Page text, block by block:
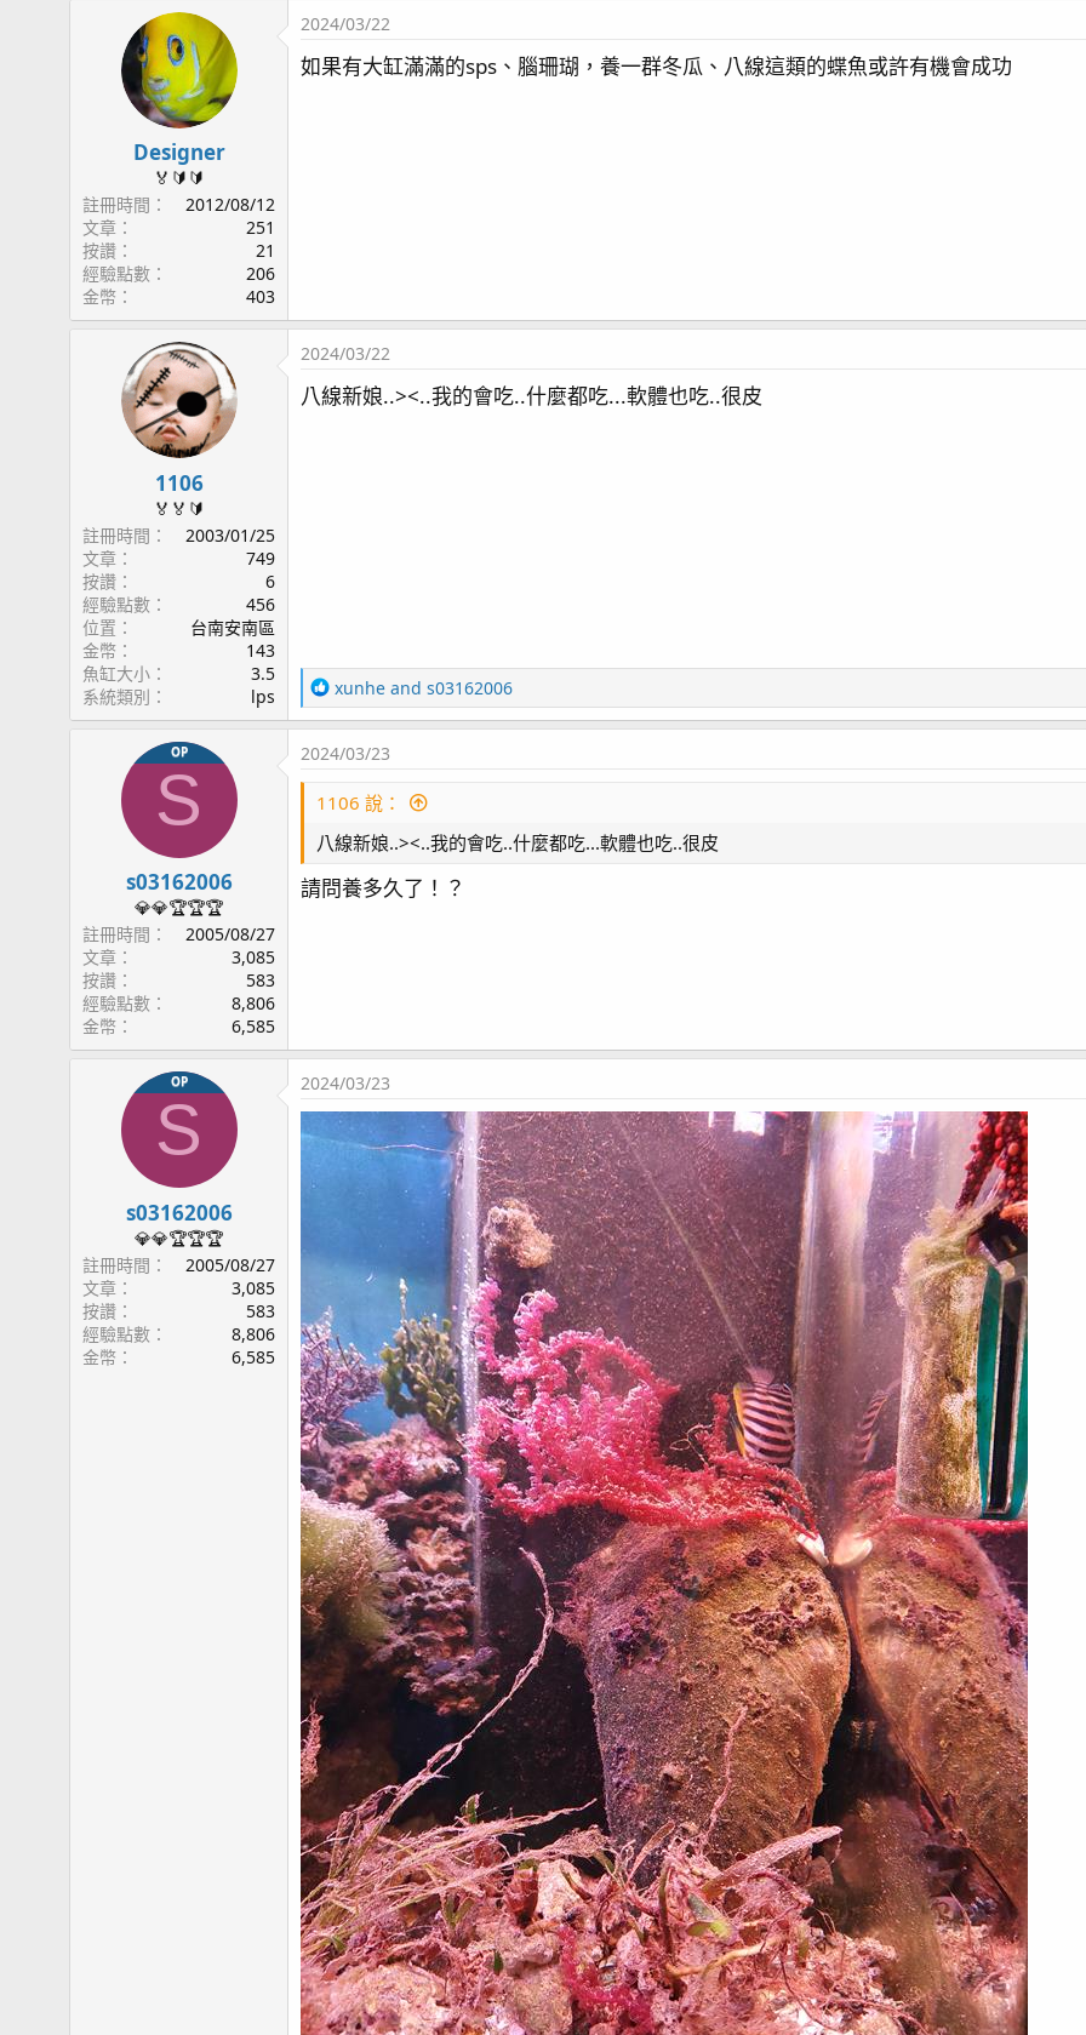
Designer
🏅🔰🔰
註冊時間
2012/08/12
文章
251
按讚
21
經驗點數
206
金幣
403
2024/03/22
如果有大缸滿滿的sps、腦珊瑚，養一群冬瓜、八線這類的蝶魚或許有機會成功
1106
🏅🏅🔰
註冊時間
2003/01/25
文章
749
按讚
6
經驗點數
456
位置
台南安南區
金幣
143
魚缸大小
3.5
系統類別
lps
2024/03/22
八線新娘..><..我的會吃..什麼都吃...軟體也吃..很皮
R
e
a
c
i
n
：
xunhe and s03162006
OP
S
s03162006
💎💎🏆🏆🏆
註冊時間
2005/08/27
文章
3,085
按讚
583
經驗點數
8,806
金幣
6,585
2024/03/23
1106 說：
八線新娘..><..我的會吃..什麼都吃...軟體也吃..很皮
請問養多久了！？
OP
S
s03162006
💎💎🏆🏆🏆
註冊時間
2005/08/27
文章
3,085
按讚
583
經驗點數
8,806
金幣
6,585
2024/03/23